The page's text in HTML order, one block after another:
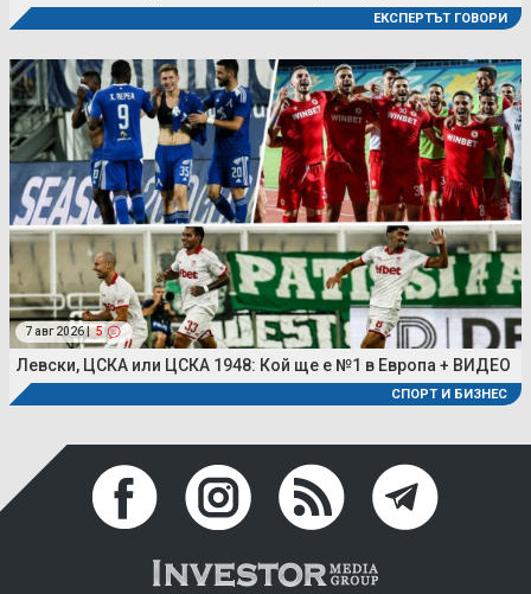
ЕКСПЕРТЪТ ГОВОРИ
7 авг 2026 | 5
Левски, ЦСКА или ЦСКА 1948: Кой ще е №1 в Европа + ВИДЕО
СПОРТ И БИЗНЕС